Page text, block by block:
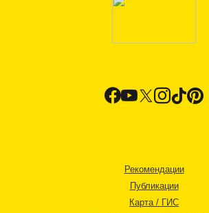
Рекомендации
Публикации
Карта / ГИС